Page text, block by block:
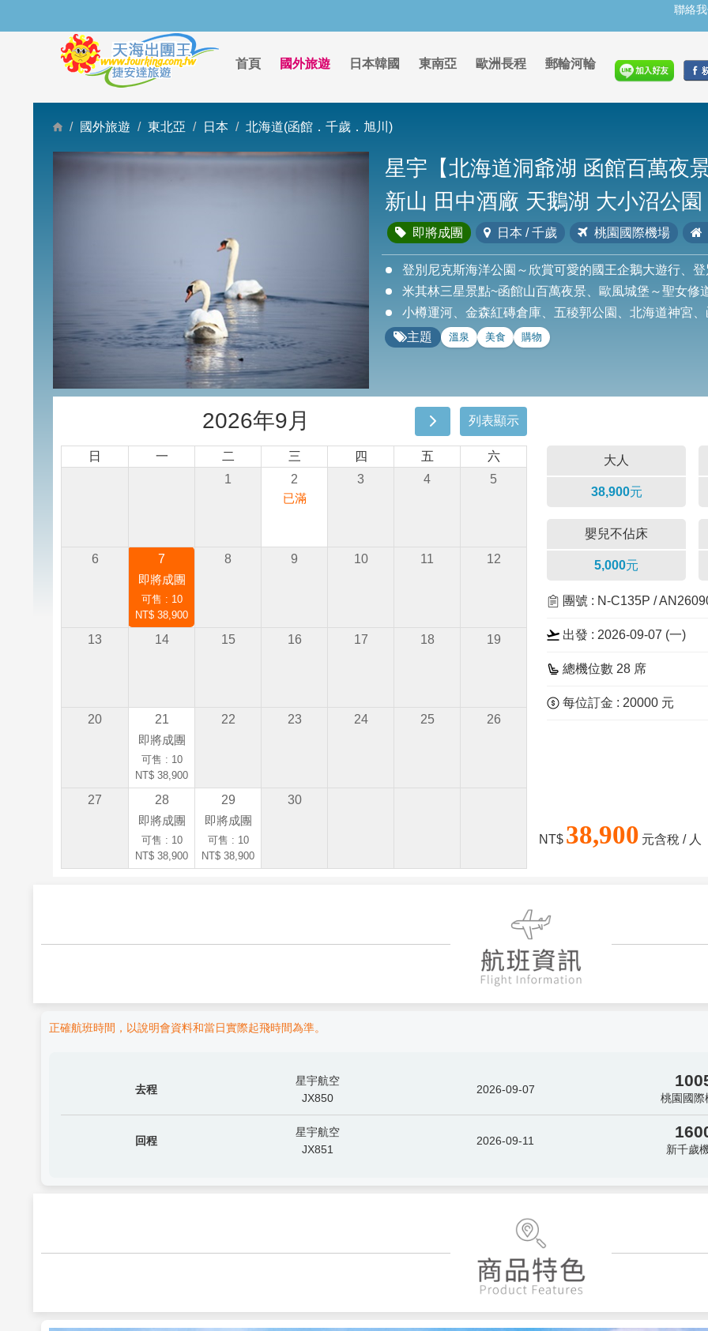
聯絡
首頁 國外旅遊 日本韓國 東南亞 歐洲長程 郵輪河輪
國外旅遊 東北亞 日本 北海道(函館．千歲．旭川)
星宇【北海道洞爺湖 函館百萬夜
新山 田中酒廠 天鵝湖 大小沼公
即將成團 日本 / 千歲 桃園國際機場
登別尼克斯海洋公園～欣賞可愛的國王企鵝大遊行、
米其林三星景點~函館山百萬夜景、歐風城堡～聖女修
小樽運河、金森紅磚倉庫、五稜郭公園、北海道神宮
主題
溫泉 美食 購物
2026年9月 列表顯示
日 一 二 三 四 五
六
1
2
已滿
3 4 5
6
7
即將成團
可售 : 10
NT$ 38,900
8 9 10 11 12
13 14 15 16 17 18 19
20
21
即將成團
可售 : 10
NT$ 38,900
22 23 24 25 26
27
28
即將成團
可售 : 10
NT$ 38,900
29
即將成團
可售 : 10
NT$ 38,900
30
大人
38,900元
嬰兒不佔床
5,000元
團號 : N-C135P /
出發 : 2026-09-07 (一)
總機位數 28 席
每位訂金 : 20000 元
NT$ 38,900 元含稅 / 人
正確航班時間，以說明會資料和當日實際起飛時間為準。
去程
星宇航空
JX850
2026-09-07
桃園國際
回程
星宇航空
JX851
2026-09-11
新千歲